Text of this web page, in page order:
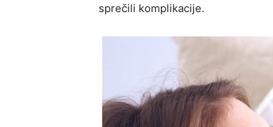
sprečili komplikacije.